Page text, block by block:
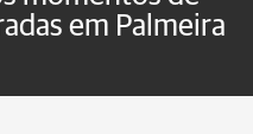
em Palmeira